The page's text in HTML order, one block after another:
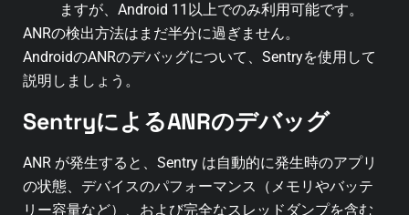
ますが、Android 11以上でのみ利用可能です。
ANRの検出方法はまだ半分に過ぎません。
AndroidのANRのデバッグについて、Sentryを使用して
説明しましょう。
SentryによるANRのデバッグ
ANR が発生すると、Sentry は自動的に発生時のアプリ
の状態、デバイスのパフォーマンス（メモリやバッテ
リー容量など）、および完全なスレッドダンプを含む